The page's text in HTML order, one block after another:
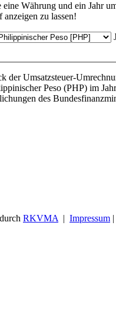
eine Währung und ein Jahr
anzeigen zu lassen!
der Umsatzsteuer-
Peso (PHP) im
des
RKVMA| Impressum